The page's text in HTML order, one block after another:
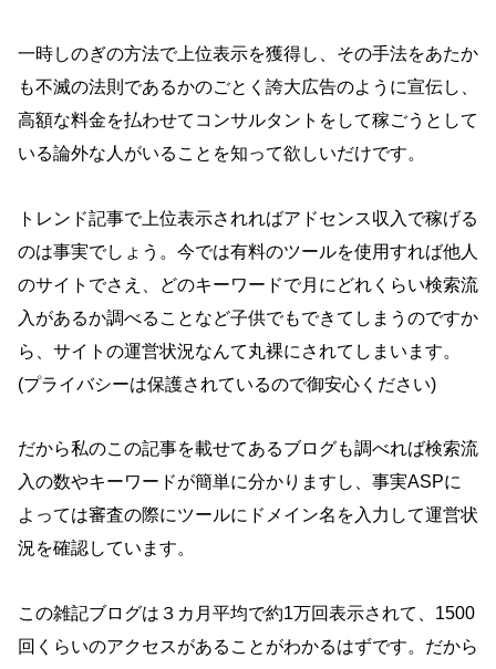
一時しのぎの方法で上位表示を獲得し、その手法をあたか
も不滅の法則であるかのごとく誇大広告のように宣伝し、
高額な料金を払わせてコンサルタントをして稼ごうとして
いる論外な人がいることを知って欲しいだけです。
トレンド記事で上位表示されればアドセンス収入で稼げる
のは事実でしょう。今では有料のツールを使用すれば他人
のサイトでさえ、どのキーワードで月にどれくらい検索流
入があるか調べることなど子供でもできてしまうのですか
ら、サイトの運営状況なんて丸裸にされてしまいます。
(プライバシーは保護されているので御安心ください)
だから私のこの記事を載せてあるブログも調べれば検索流
入の数やキーワードが簡単に分かりますし、事実ASPに
よっては審査の際にツールにドメイン名を入力して運営状
況を確認しています。
この雑記ブログは３カ月平均で約1万回表示されて、1500
回くらいのアクセスがあることがわかるはずです。だから